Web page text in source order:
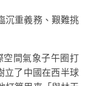
沉重義務、艱難挑
空間氣象子午圈打
立了中國在西半球